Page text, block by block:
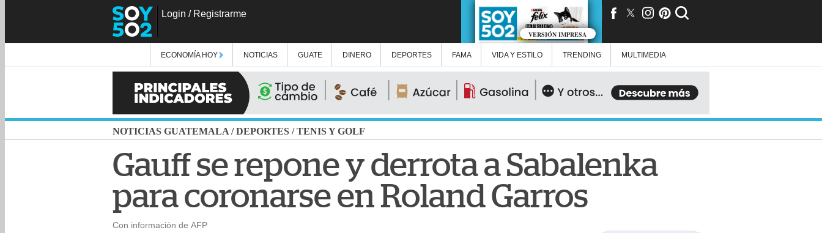
Login / Registrarme
VERSIÓN IMPRESA
ECONOMÍA HOY NOTICIAS GUATE DINERO DEPORTES FAMA VIDA Y ESTILO TRENDING MULTIMEDIA
NOTICIAS GUATEMALA /DEPORTES /TENIS Y GOLF
Gauff se repone y derrota a Sabalenka
para coronarse en Roland Garros
Con información de AFP